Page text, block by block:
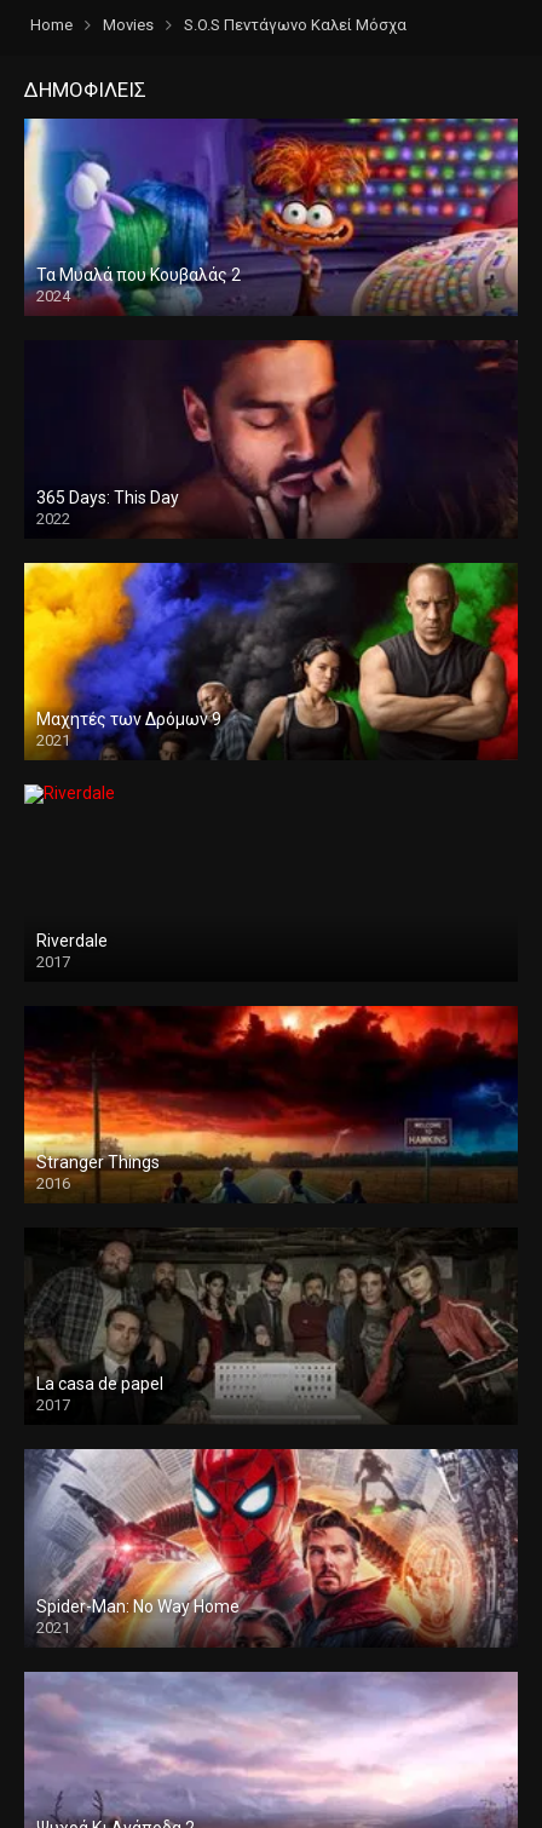
Home Movies S.O.S Πεντάγωνο Καλεί Μόσχα
ΔΗΜΟΦΙΛΕΙΣ
Τα Μυαλά που Κουβαλάς 2
2024
365 Days: This Day
2022
Μαχητές των Δρόμων 9
2021
Riverdale
2017
Stranger Things
2016
La casa de papel
2017
Spider-Man: No Way Home
2021